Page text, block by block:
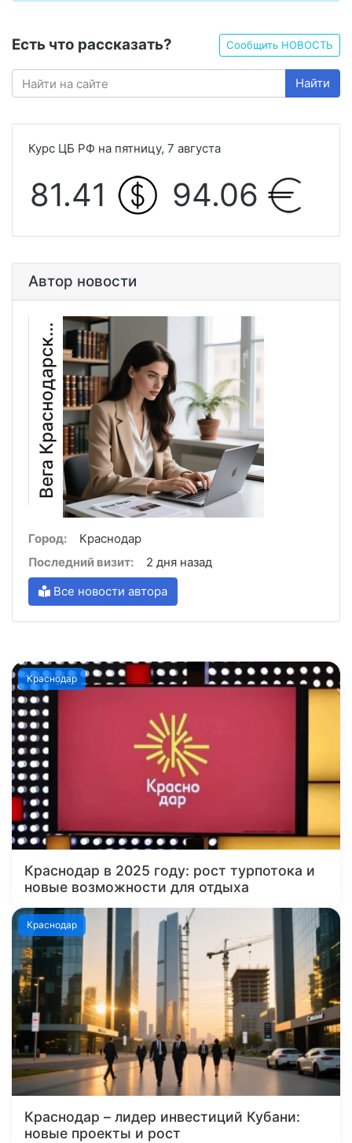
Есть что рассказать? Сообщить НОВОСТЬ
Найти
Курс ЦБ РФ на пятницу, 7 августа
81.41 94.06
Автор новости
В
е
г
а
К
р
а
с
н
о
д
а
р
с
к
а
я
Город:
Краснодар
Последний визит:
2 дня назад
Все новости автора
Краснодар
Краснодар в 2025 году: рост турпотока и
новые возможности для отдыха
Краснодар
Краснодар – лидер инвестиций Кубани:
новые проекты и рост